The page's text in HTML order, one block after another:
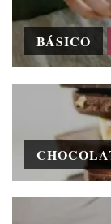
BÁSICO